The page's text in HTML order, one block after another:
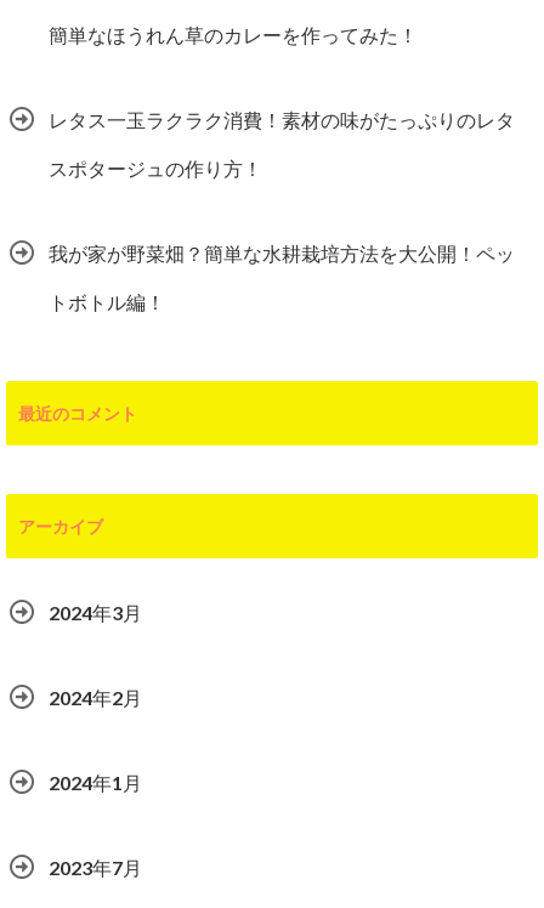
簡単なほうれん草のカレーを作ってみた！
レタス一玉ラクラク消費！素材の味がたっぷりのレタ
スポタージュの作り方！
我が家が野菜畑？簡単な水耕栽培方法を大公開！ペッ
トボトル編！
最近のコメント
アーカイブ
2024年3月
2024年2月
2024年1月
2023年7月